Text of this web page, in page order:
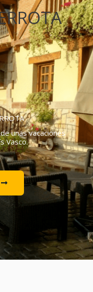
unas vacaciones
Vasco.